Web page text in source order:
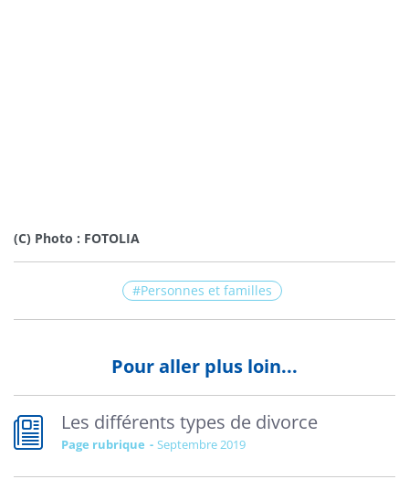
(C) Photo : FOTOLIA
Personnes et familles
Pour aller plus loin...
Les différents types de divorce
Page rubrique septembre 2019